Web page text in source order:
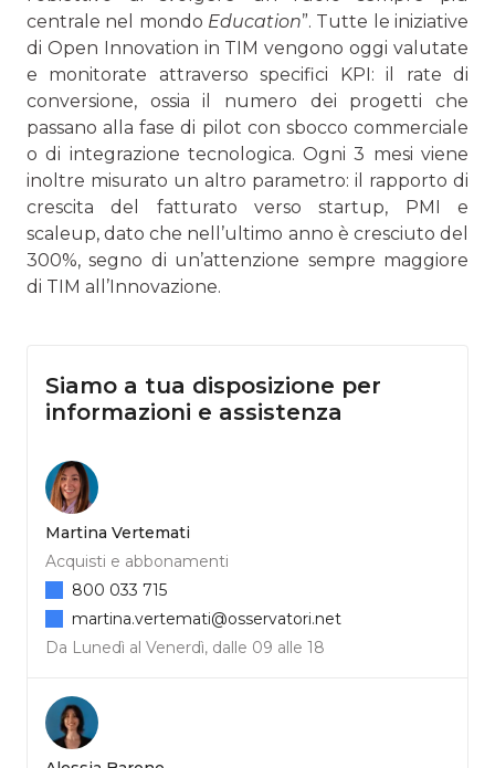
centrale nel mondo Education”. Tutte le iniziative
di Open Innovation in TIM vengono oggi valutate
e monitorate attraverso specifici KPI: il rate di
conversione, ossia il numero dei progetti che
passano alla fase di pilot con sbocco commerciale
o di integrazione tecnologica. Ogni 3 mesi viene
inoltre misurato un altro parametro: il rapporto di
crescita del fatturato verso startup, PMI e
scaleup, dato che nell’ultimo anno è cresciuto del
300%, segno di un’attenzione sempre maggiore
di TIM all’Innovazione.
Siamo a tua disposizione per
informazioni e assistenza
Martina Vertemati
Acquisti e abbonamenti
Da Lunedì al Venerdì, dalle 09 alle 18
800 033 715
martina.vertemati@osservatori.net